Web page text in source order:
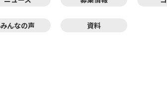
みんなの声 資料